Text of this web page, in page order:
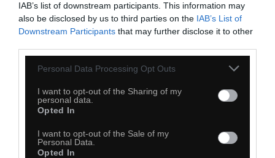
IAB’s list of downstream participants. This information may
also be disclosed by us to third parties on the IAB’s List of
Downstream Participants that may further disclose it to other
Personal Data Processing Opt Outs
I want to opt-out of the Sharing of my
personal data.
Opted In
I want to opt-out of the Sale of my
Personal Data.
Opted In